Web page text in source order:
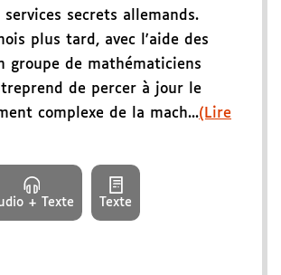
secrets allemands.
plus tard, avec l'aide des
groupe de mathématiciens
de percer à jour le
complexe de la mach...(Lire
+ Texte Texte